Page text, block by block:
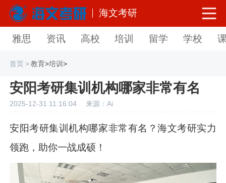
海文考研
雅思 资讯 高校 培训 留学 学校
首页>教育>培训>
安阳考研集训机构哪家非常有名
2025-12-31 11:16:04 来源：Ai
安阳考研集训机构哪家非常有名？海文考研实力
领跑，助你一战成硕！